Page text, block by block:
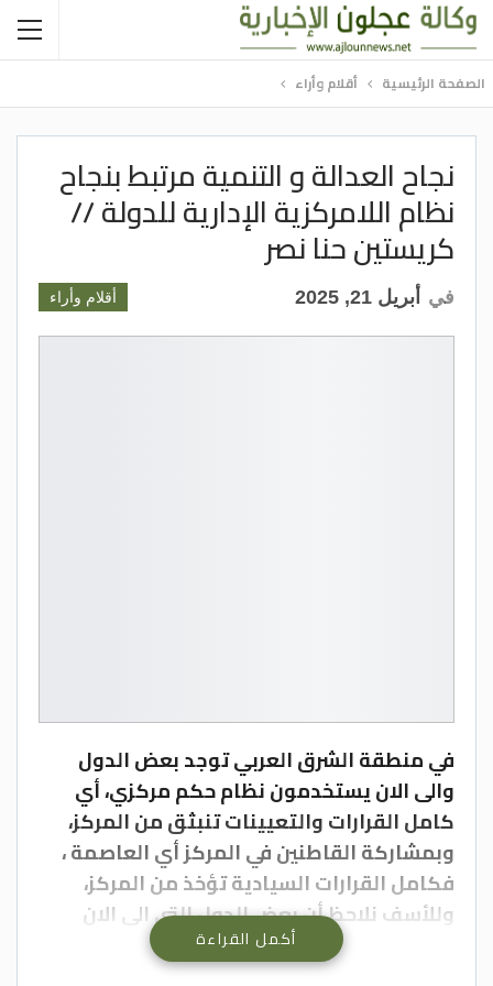
الصفحة الرئيسية أقلام وأراء
نجاح العدالة و التنمية مرتبط بنجاح
نظام اللامركزية الإدارية للدولة //
كريستين حنا نصر
أقلام وأراء في أبريل 21, 2025
في منطقة الشرق العربي توجد بعض الدول
والى الان يستخدمون نظام حكم مركزي، أي
كامل القرارات والتعيينات تنبثق من المركز،
وبمشاركة القاطنين في المركز أي العاصمة ،
فكامل القرارات السيادية تؤخذ من المركز،
وللأسف نلاحظ أن بعض الدول التي الى الان
تستخدم نظام حكم مركزي فقط، بان الاعمار
والتنمية والمشاريع والتطور ملاحظة فقط في
أكمل القراءة